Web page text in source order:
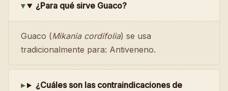
¿Para qué sirve Guaco?
Guaco (Mikania cordifolia) se usa
tradicionalmente para: Antiveneno.
¿Cuáles son las contraindicaciones de